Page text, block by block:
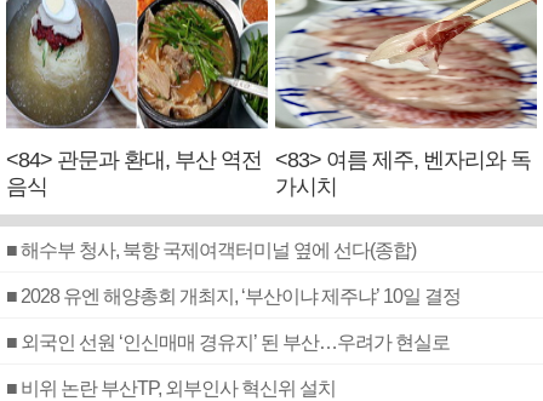
<84> 관문과 환대, 부산 역전
음식
<83> 여름 제주, 벤자리와 독
가시치
■ 해수부 청사, 북항 국제여객터미널 옆에 선다(종합)
■ 2028 유엔 해양총회 개최지, ‘부산이냐 제주냐’ 10일 결정
■ 외국인 선원 ‘인신매매 경유지’ 된 부산…우려가 현실로
■ 비위 논란 부산TP, 외부인사 혁신위 설치